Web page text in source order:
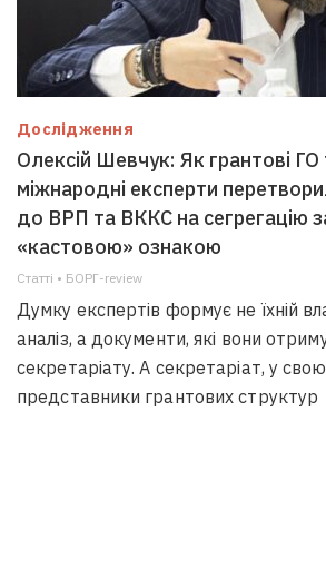
Дослідження
Олексій Шевчук: Як грантові ГО
міжнародні експерти
до ВРП та ВККС на сегрегацію
«кастовою» ознакою
Статті • БОРГ-review
Думку експертів формує не їхній
аналіз, а документи, які вони
секретаріату. А секретаріат, у
представники грантових структур